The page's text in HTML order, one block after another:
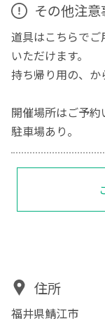
その他注意
道具はこちらで
いただけます。
持ち帰り用の、か
開催場所はご予約
駐車場あり。
住所
福井県鯖江市